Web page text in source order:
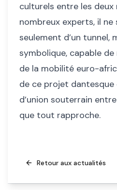
culturels entre les deux
nombreux experts, il ne
seulement d’un tunnel,
symbolique, capable
de la mobilité euro-
de ce projet
d’union souterrain
que tout rapproche.
Retour aux actualités